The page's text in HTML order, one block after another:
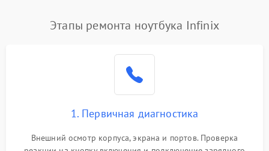
невозможность зарядки,
2500 ₽ Подробнее →
2000 ₽
Перегрев из‑за пыли,
неисправности кулера
Этапы ремонта ноутбука Infinix
1. Первичная диагностика
Внешний осмотр корпуса, экрана и портов. Проверка